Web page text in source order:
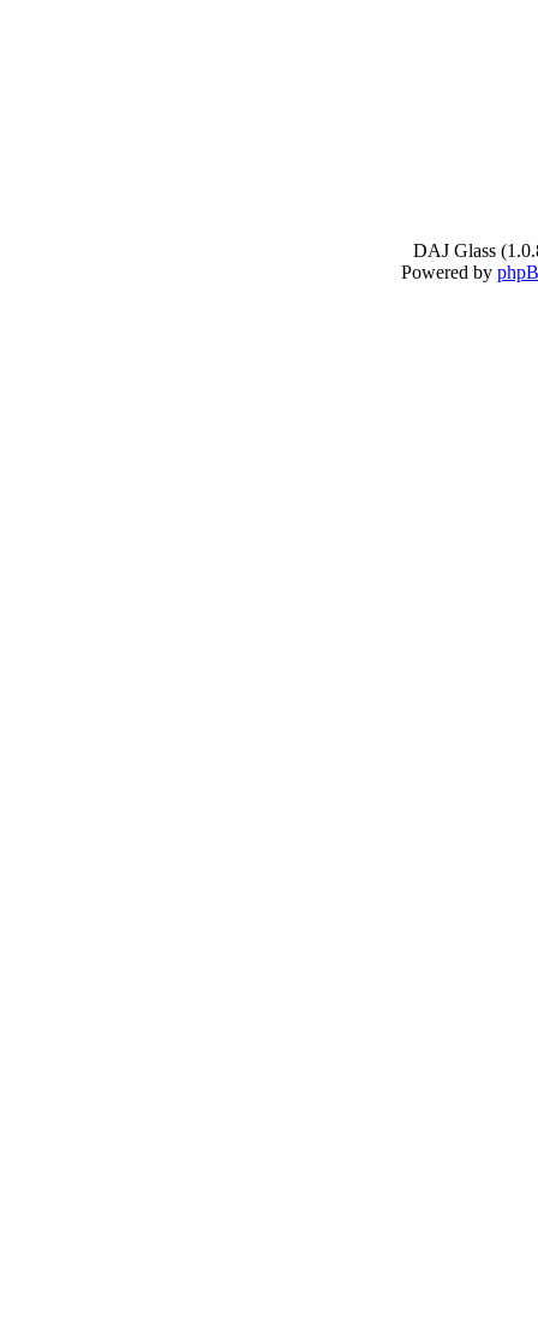
DAJ Glass
Powered by